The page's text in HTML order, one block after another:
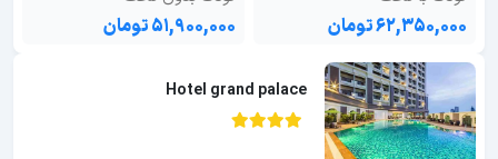
۶۲,۳۵۰,۰۰۰ تومان ۵۱,۹۰۰,۰۰۰ تومان
Hotel grand palace